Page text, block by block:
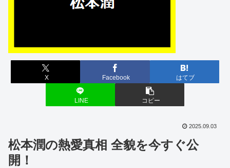
X Facebook はてブ
LINE コピー
2025.09.03
松本潤の熱愛真相 全貌を今すぐ公
開！